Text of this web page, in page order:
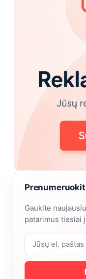
Gaukite
patarimus tiesiai